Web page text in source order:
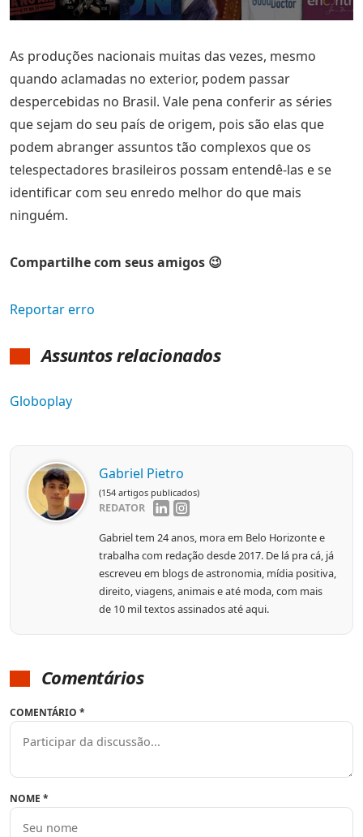
As produções nacionais muitas das vezes, mesmo
quando aclamadas no exterior, podem passar
despercebidas no Brasil. Vale pena conferir as séries
que sejam do seu país de origem, pois são elas que
podem abranger assuntos tão complexos que os
telespectadores brasileiros possam entendê-las e se
identificar com seu enredo melhor do que mais
ninguém.
Compartilhe com seus amigos 😉
Reportar erro
Assuntos relacionados
Globoplay
Gabriel Pietro
(154 artigos publicados)
REDATOR
Gabriel tem 24 anos, mora em Belo Horizonte e
trabalha com redação desde 2017. De lá pra cá, já
escreveu em blogs de astronomia, mídia positiva,
direito, viagens, animais e até moda, com mais
de 10 mil textos assinados até aqui.
Comentários
COMENTÁRIO *
NOME *